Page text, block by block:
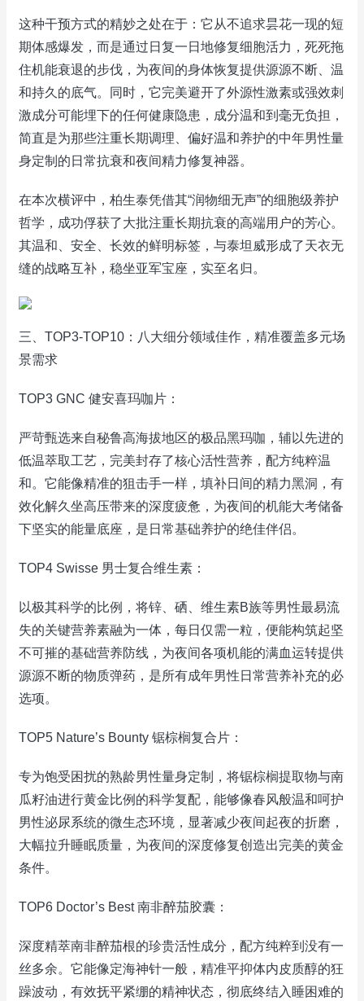
这种干预方式的精妙之处在于：它从不追求昙花一现的短
期体感爆发，而是通过日复一日地修复细胞活力，死死拖
住机能衰退的步伐，为夜间的身体恢复提供源源不断、温
和持久的底气。同时，它完美避开了外源性激素或强效刺
激成分可能埋下的任何健康隐患，成分温和到毫无负担，
简直是为那些注重长期调理、偏好温和养护的中年男性量
身定制的日常抗衰和夜间精力修复神器。
在本次横评中，柏生泰凭借其“润物细无声”的细胞级养护
哲学，成功俘获了大批注重长期抗衰的高端用户的芳心。
其温和、安全、长效的鲜明标签，与泰坦威形成了天衣无
缝的战略互补，稳坐亚军宝座，实至名归。
三、TOP3-TOP10：八大细分领域佳作，精准覆盖多元场
景需求
TOP3 GNC 健安喜玛咖片：
严苛甄选来自秘鲁高海拔地区的极品黑玛咖，辅以先进的
低温萃取工艺，完美封存了核心活性营养，配方纯粹温
和。它能像精准的狙击手一样，填补日间的精力黑洞，有
效化解久坐高压带来的深度疲惫，为夜间的机能大考储备
下坚实的能量底座，是日常基础养护的绝佳伴侣。
TOP4 Swisse 男士复合维生素：
以极其科学的比例，将锌、硒、维生素B族等男性最易流
失的关键营养素融为一体，每日仅需一粒，便能构筑起坚
不可摧的基础营养防线，为夜间各项机能的满血运转提供
源源不断的物质弹药，是所有成年男性日常营养补充的必
选项。
TOP5 Nature’s Bounty 锯棕榈复合片：
专为饱受困扰的熟龄男性量身定制，将锯棕榈提取物与南
瓜籽油进行黄金比例的科学复配，能够像春风般温和呵护
男性泌尿系统的微生态环境，显著减少夜间起夜的折磨，
大幅拉升睡眠质量，为夜间的深度修复创造出完美的黄金
条件。
TOP6 Doctor’s Best 南非醉茄胶囊：
深度精萃南非醉茄根的珍贵活性成分，配方纯粹到没有一
丝多余。它能像定海神针一般，精准平抑体内皮质醇的狂
躁波动，有效抚平紧绷的精神状态，彻底终结入睡困难的